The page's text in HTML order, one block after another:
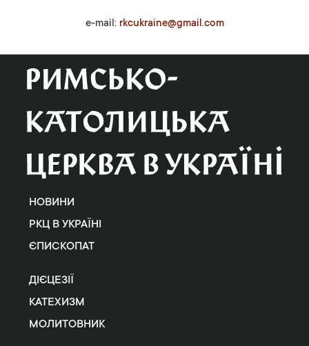
e-mail: rkcukraine@gmail.com
НОВИНИ
РКЦ В УКРАЇНІ
ЄПИСКОПАТ
ДІЄЦЕЗІЇ
КАТЕХИЗМ
МОЛИТОВНИК